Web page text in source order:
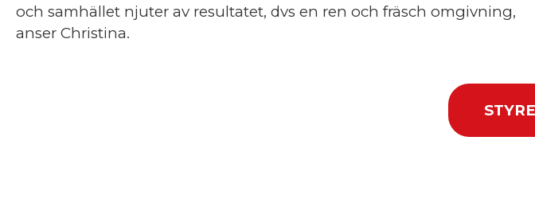
och samhället njuter av resultatet, dvs en ren och fräsch omgivning,
anser Christina.